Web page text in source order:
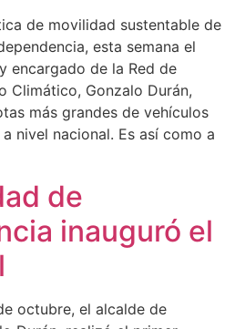
de movilidad sustentable de
esta semana el
encargado de la Red de
Climático, Gonzalo Durán,
más grandes de vehículos
nivel nacional. Es así como a
de
inauguró el
octubre, el alcalde de